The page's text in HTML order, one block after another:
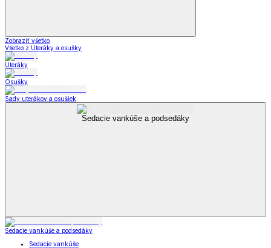
Zobraziť všetko
Všetko z Uteráky a osušky
Uteráky
Osušky
Sady uterákov a osušiek
Sedacie vankúše a podsedáky
Sedacie vankúše a podsedáky
Sedacie vankúše